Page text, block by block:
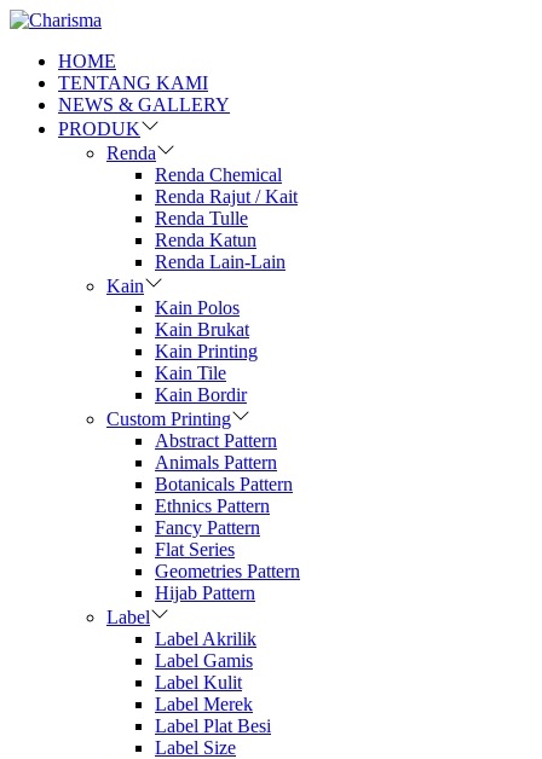
HOME
TENTANG KAMI
NEWS & GALLERY
PRODUK
Renda
Renda Chemical
Renda Rajut / Kait
Renda Tulle
Renda Katun
Renda Lain-Lain
Kain
Kain Polos
Kain Brukat
Kain Printing
Kain Tile
Kain Bordir
Custom Printing
Abstract Pattern
Animals Pattern
Botanicals Pattern
Ethnics Pattern
Fancy Pattern
Flat Series
Geometries Pattern
Hijab Pattern
Label
Label Akrilik
Label Gamis
Label Kulit
Label Merek
Label Plat Besi
Label Size